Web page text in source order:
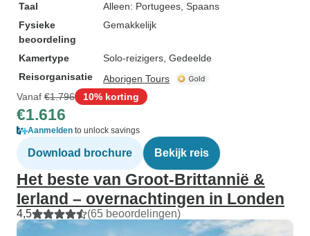
Taal
Alleen: Portugees, Spaans
Fysieke
beoordeling
Gemakkelijk
Kamertype
Solo-reizigers, Gedeelde
Reisorganisatie
Aborigen Tours
Vanaf €1.796 10% korting
€1.616
Aanmelden to unlock savings
Download brochure Bekijk reis
Het beste van Groot-Brittannië &
Ierland – overnachtingen in Londen
4,5 (65 beoordelingen)